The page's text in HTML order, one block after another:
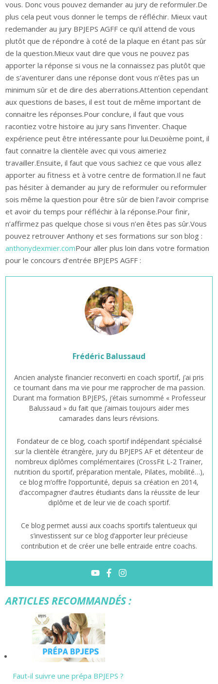
vous. Donc vous pouvez demander au jury de reformuler.De
plus cela peut vous donner le temps de réfléchir. Mieux vaut
redemander au jury BPJEPS AGFF ce qu’il attend de vous
plutôt que de répondre à coté de la plaque en étant pas sûr
de la question.Mieux vaut dire que vous ne pouvez pas
apporter la réponse si vous ne la connaissez pas plutôt que
de s’aventurer dans une réponse dont vous n’êtes pas un
minimum sûr et de dire des aberrations.Attention cependant
aux questions de bases, il est tout de même important de
connaitre les réponses.Pour conclure, il faut que vous
racontiez votre histoire au jury sans l’inventer. Chaque
expérience peut être intéressante pour lui.Deuxième point, il
faut connaitre la clientèle avec qui vous aimeriez
travailler.Ensuite, il faut que vous sachiez ce que vous allez
apporter au fitness et à votre centre de formation.Il ne faut
pas hésiter à demander au jury de reformuler ou reformuler
sois même la question pour être sûr de bien l’avoir comprise
et avoir du temps pour réfléchir à la réponse.Pour finir,
n’affirmez pas quelque chose si vous n’en êtes pas sûr.Vous
pouvez retrouver Anthony et ses formations sur son blog :
anthonydexmier.comPour aller plus loin dans votre formation
pour le concours d’entrée BPJEPS AGFF :
Frédéric Balussaud
Ancien analyste financier reconverti en coach sportif, j’ai pris
ce tournant dans ma vie pour me rapprocher de ma passion.
Durant ma formation BPJEPS, j’étais surnommé « Professeur
Balussaud » du fait que j’aimais toujours aider mes
camarades dans leurs révisions.
Fondateur de ce blog, coach sportif indépendant spécialisé
sur la clientèle étrangère, jury du BPJEPS AF et détenteur de
nombreux diplômes complémentaires (CrossFit L-2 Trainer,
nutrition du sportif, préparation mentale, Pilates, mobilité…),
ce blog m’offre l’opportunité, depuis sa création en 2014,
d’accompagner d’autres étudiants dans la réussite de leur
diplôme et de leur vie de coach sportif.
Ce blog permet aussi aux coachs sportifs talentueux qui
s’investissent sur ce blog d’apporter leur précieuse
contribution et de créer une belle entraide entre coachs.
ARTICLES RECOMMANDÉS :
Faut-il suivre une prépa BPJEPS ?